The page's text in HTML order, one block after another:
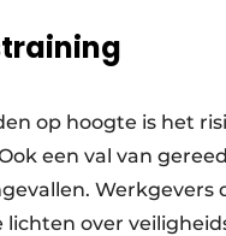
op hoogte is het
een val van
Werkgevers
lichten over